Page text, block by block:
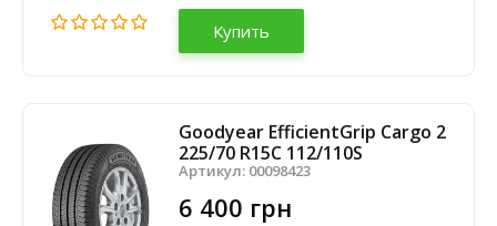
Купить
Goodyear EfficientGrip Cargo 2
225/70 R15C 112/110S
Артикул: 00098423
6 400 грн